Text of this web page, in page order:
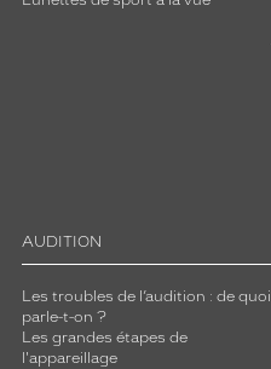
AUDITION
Les troubles de l’audition : de quoi
parle-t-on ?
Les grandes étapes de
l'appareillage